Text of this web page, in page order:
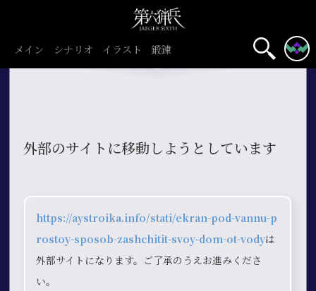
メイン シナリオ イラスト 鍛錬
外部のサイトに移動しようとしています
https://aystroika.info/stati/ekran-pod-vannu-p
rostoy-sposob-zashchitit-svoy-dom-ot-vodyは
外部サイトになります。ご了承のうえお進みくださ
い。